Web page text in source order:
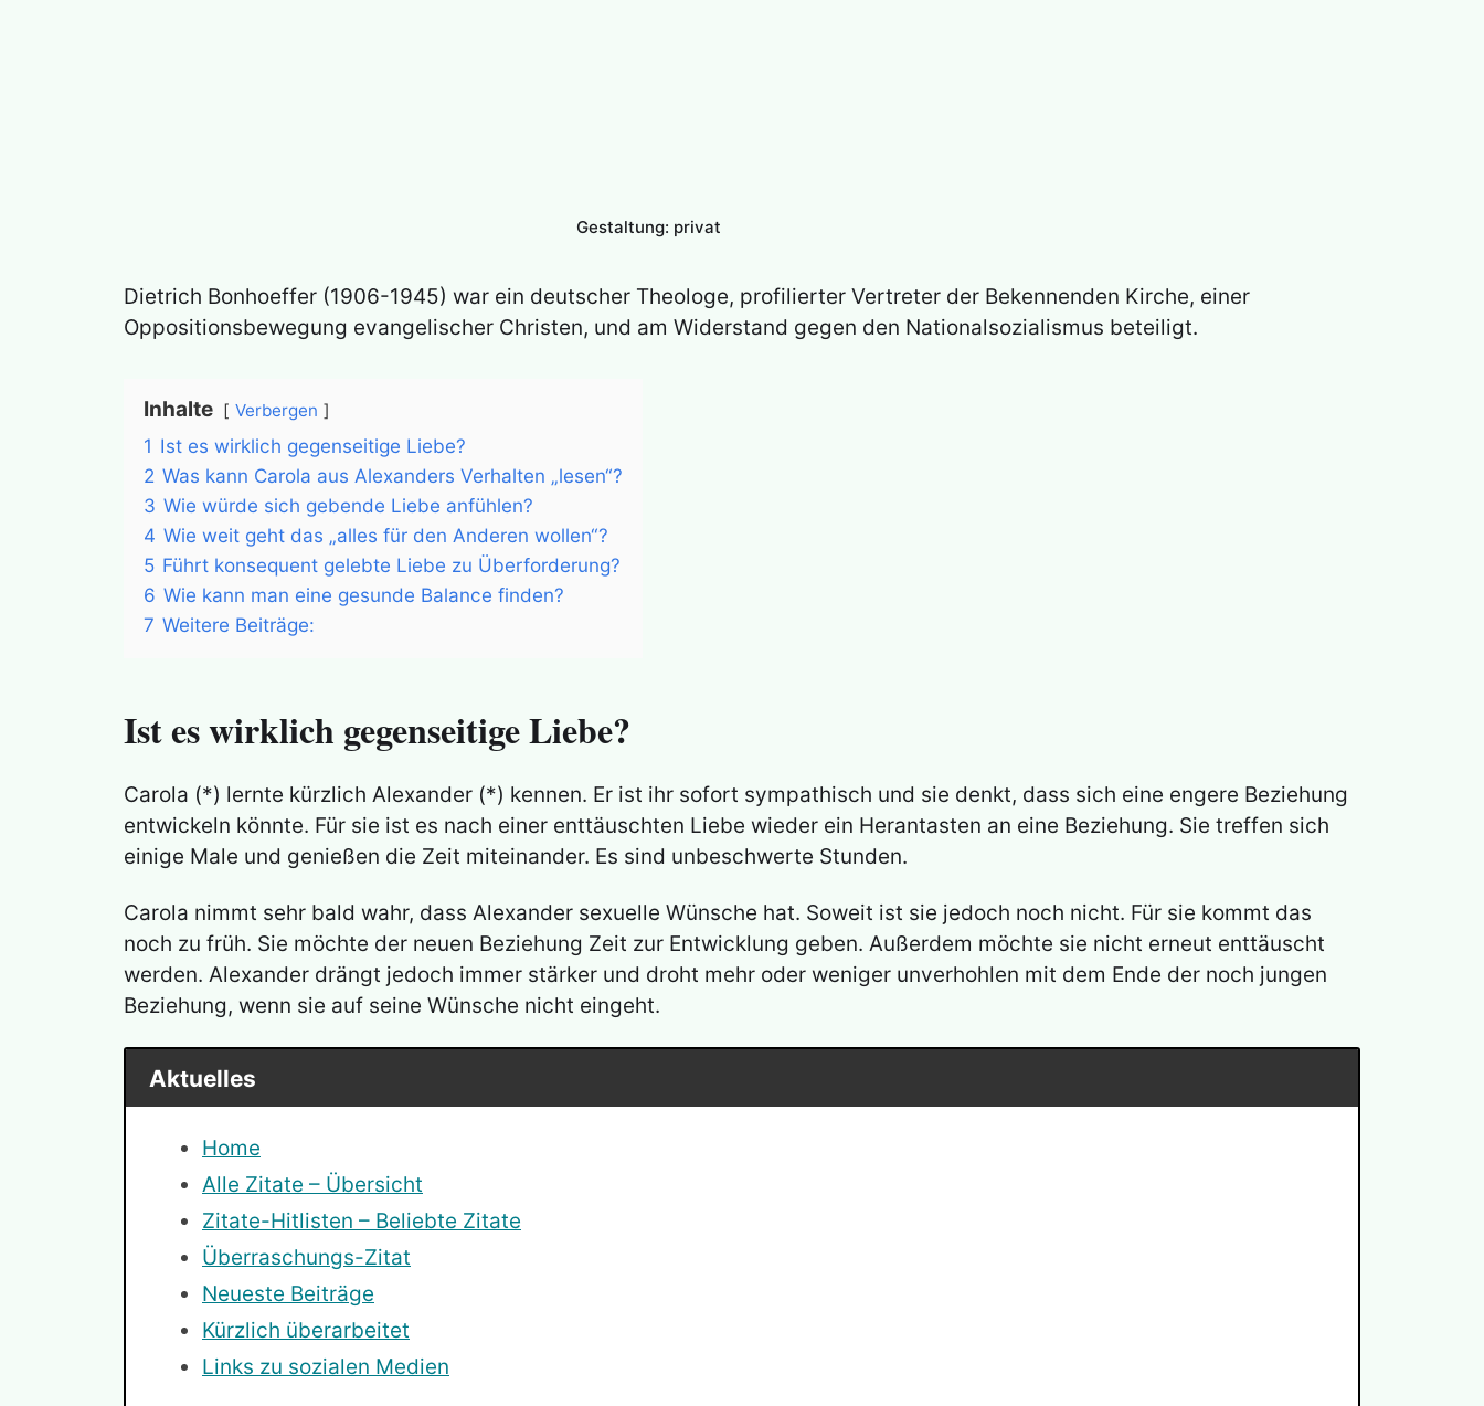
Gestaltung: privat
Dietrich Bonhoeffer (1906-1945) war ein deutscher Theologe, profilierter Vertreter der Bekennenden Kirche, einer
Oppositionsbewegung evangelischer Christen, und am Widerstand gegen den Nationalsozialismus beteiligt.
Inhalte Verbergen
1 Ist es wirklich gegenseitige Liebe?
2 Was kann Carola aus Alexanders Verhalten „lesen“?
3 Wie würde sich gebende Liebe anfühlen?
4 Wie weit geht das „alles für den Anderen wollen“?
5 Führt konsequent gelebte Liebe zu Überforderung?
6 Wie kann man eine gesunde Balance finden?
7 Weitere Beiträge:
Ist es wirklich gegenseitige Liebe?
Carola (*) lernte kürzlich Alexander (*) kennen. Er ist ihr sofort sympathisch und sie denkt, dass sich eine engere Beziehung
entwickeln könnte. Für sie ist es nach einer enttäuschten Liebe wieder ein Herantasten an eine Beziehung. Sie treffen sich
einige Male und genießen die Zeit miteinander. Es sind unbeschwerte Stunden.
Carola nimmt sehr bald wahr, dass Alexander sexuelle Wünsche hat. Soweit ist sie jedoch noch nicht. Für sie kommt das
noch zu früh. Sie möchte der neuen Beziehung Zeit zur Entwicklung geben. Außerdem möchte sie nicht erneut enttäuscht
werden. Alexander drängt jedoch immer stärker und droht mehr oder weniger unverhohlen mit dem Ende der noch jungen
Beziehung, wenn sie auf seine Wünsche nicht eingeht.
Aktuelles
Home
Alle Zitate – Übersicht
Zitate-Hitlisten – Beliebte Zitate
Überraschungs-Zitat
Neueste Beiträge
Kürzlich überarbeitet
Links zu sozialen Medien